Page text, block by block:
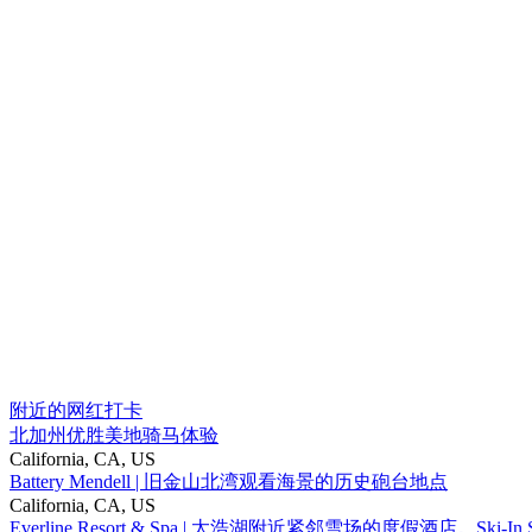
附近的网红打卡
北加州优胜美地骑马体验
California, CA, US
Battery Mendell | 旧金山北湾观看海景的历史砲台地点
California, CA, US
Everline Resort & Spa | 太浩湖附近紧邻雪场的度假酒店。Ski-